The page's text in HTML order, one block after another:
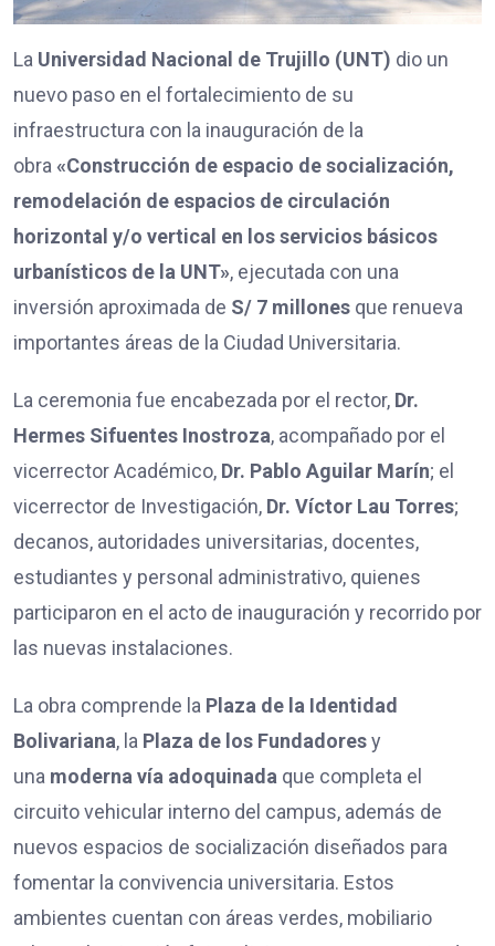
La Universidad Nacional de Trujillo (UNT) dio un
nuevo paso en el fortalecimiento de su
infraestructura con la inauguración de la
obra«Construcción de espacio de socialización,
remodelación de espacios de circulación
horizontal y/o vertical en los servicios básicos
urbanísticos de la UNT», ejecutada con una
inversión aproximada de S/ 7 millones que renueva
importantes áreas de la Ciudad Universitaria.
La ceremonia fue encabezada por el rector, Dr.
Hermes Sifuentes Inostroza, acompañado por el
vicerrector Académico, Dr. Pablo Aguilar Marín; el
vicerrector de Investigación, Dr. Víctor Lau Torres;
decanos, autoridades universitarias, docentes,
estudiantes y personal administrativo, quienes
participaron en el acto de inauguración y recorrido por
las nuevas instalaciones.
La obra comprende la Plaza de la Identidad
Bolivariana, la Plaza de los Fundadoresy
una moderna vía adoquinada que completa el
circuito vehicular interno del campus, además de
nuevos espacios de socialización diseñados para
fomentar la convivencia universitaria. Estos
ambientes cuentan con áreas verdes, mobiliario